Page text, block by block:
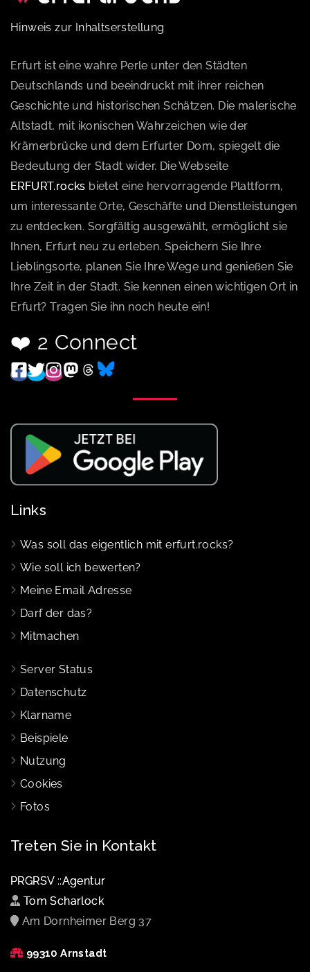
Hinweis zur Inhaltserstellung
Erfurt ist eine wahre Perle unter den Städten
Deutschlands und beeindruckt mit ihrer reichen
Geschichte und historischen Schätzen. Die malerische
Altstadt, mit ikonischen Wahrzeichen wie der
Krämerbrücke und dem Erfurter Dom, spiegelt die
Bedeutung der Stadt wider. Die Webseite
ERFURT.rocks bietet eine hervorragende Plattform,
um interessante Orte, Geschäfte und Dienstleistungen
zu entdecken. Sorgfältig ausgewählt, ermöglicht sie
Ihnen, Erfurt neu zu erleben. Speichern Sie Ihre
Lieblingsorte, planen Sie Ihre Wege und genießen Sie
Ihre Zeit in der Stadt. Sie kennen einen wichtigen Ort in
Erfurt? Tragen Sie ihn noch heute ein!
❤️ 2 Connect
Links
Was soll das eigentlich mit erfurt.rocks?
Wie soll ich bewerten?
Meine Email Adresse
Darf der das?
Mitmachen
Server Status
Datenschutz
Klarname
Beispiele
Nutzung
Cookies
Fotos
Treten Sie in Kontakt
PRGRSV ::Agentur
Tom Scharlock
Am Dornheimer Berg 37
99310 Arnstadt